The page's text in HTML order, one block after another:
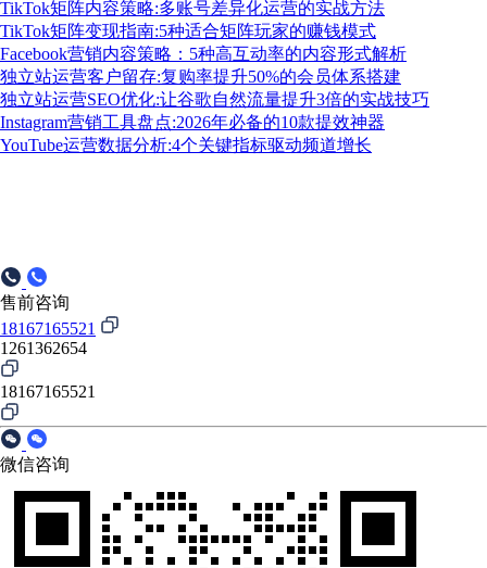
TikTok矩阵内容策略:多账号差异化运营的实战方法
TikTok矩阵变现指南:5种适合矩阵玩家的赚钱模式
Facebook营销内容策略：5种高互动率的内容形式解析
独立站运营客户留存:复购率提升50%的会员体系搭建
独立站运营SEO优化:让谷歌自然流量提升3倍的实战技巧
Instagram营销工具盘点:2026年必备的10款提效神器
YouTube运营数据分析:4个关键指标驱动频道增长
售前咨询
18167165521
1261362654
18167165521
微信咨询